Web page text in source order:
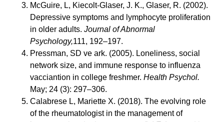
McGuire, L, Kiecolt-Glaser, J. K., Glaser, R. (2002).
Depressive symptoms and lymphocyte proliferation
in older adults. Journal of Abnormal
Psychology,111, 192–197.
Pressman, SD ve ark. (2005). Loneliness, social
network size, and immune response to influenza
vacciantion in college freshmer. Health Psychol.
May; 24 (3): 297–306.
Calabrese L, Mariette X. (2018). The evolving role
of the rheumatologist in the management of